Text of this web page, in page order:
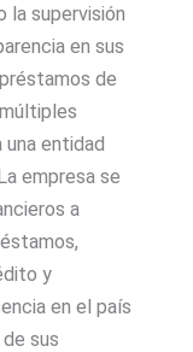
la supervisión
en sus
de
entidad
empresa se
a
y
en el país
sus